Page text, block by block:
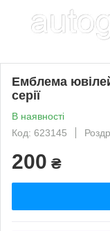
Емблема
серії
В наявності
Код: 623145
200 ₴